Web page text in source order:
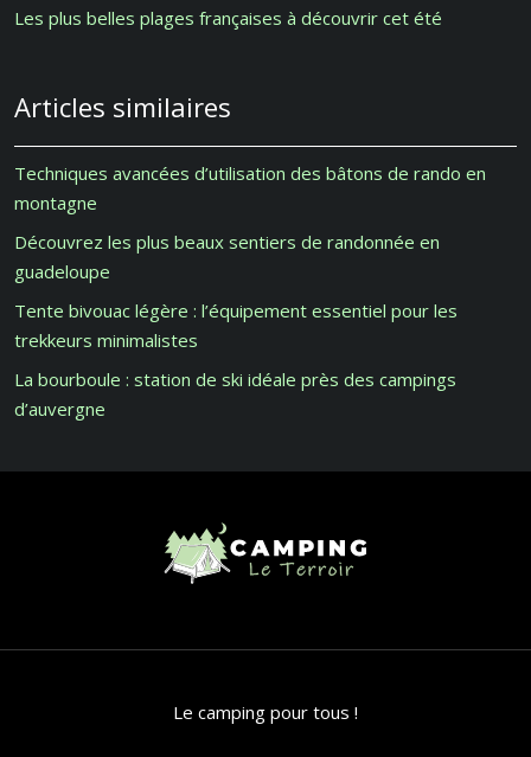
Les plus belles plages françaises à découvrir cet été
Articles similaires
Techniques avancées d’utilisation des bâtons de rando en
montagne
Découvrez les plus beaux sentiers de randonnée en
guadeloupe
Tente bivouac légère : l’équipement essentiel pour les
trekkeurs minimalistes
La bourboule : station de ski idéale près des campings
d’auvergne
Le camping pour tous !